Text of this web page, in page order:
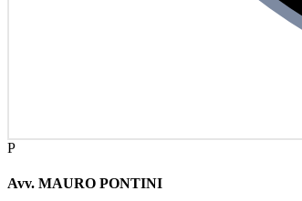
P
Avv. MAURO PONTINI